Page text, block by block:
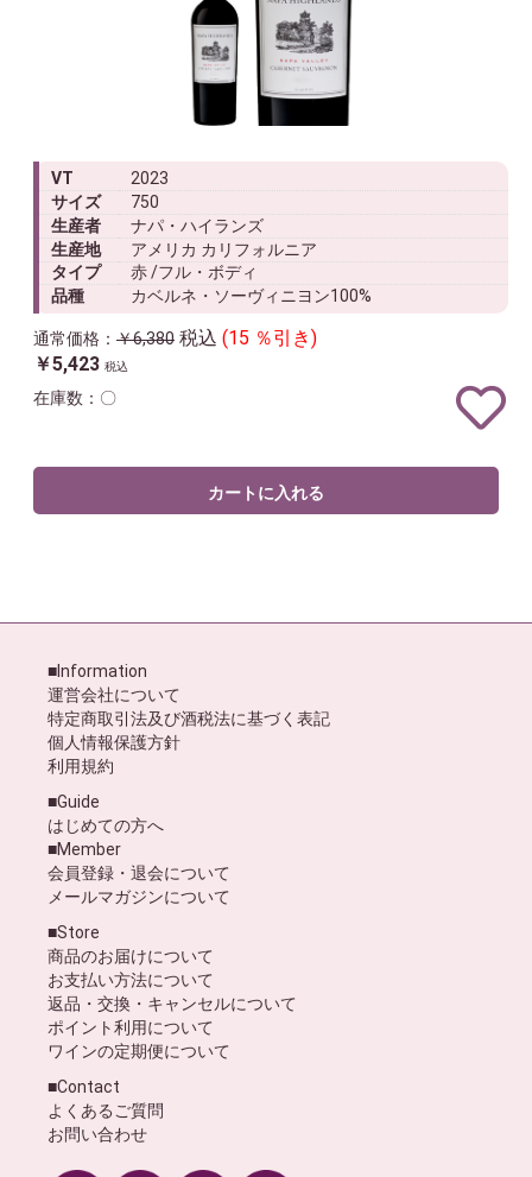
VT
2023
サイズ
750
生産者
ナパ・ハイランズ
生産地
アメリカ カリフォルニア
タイプ
赤 /フル・ボディ
品種
カベルネ・ソーヴィニヨン100%
通常価格： ￥6,380 税込 (15 ％引き)
￥5,423 税込
在庫数：〇
カートに入れる
■Information
運営会社について
特定商取引法及び酒税法に基づく表記
個人情報保護方針
利用規約
■Guide
はじめての方へ
■Member
会員登録・退会について
メールマガジンについて
■Store
商品のお届けについて
お支払い方法について
返品・交換・キャンセルについて
ポイント利用について
ワインの定期便について
■Contact
よくあるご質問
お問い合わせ